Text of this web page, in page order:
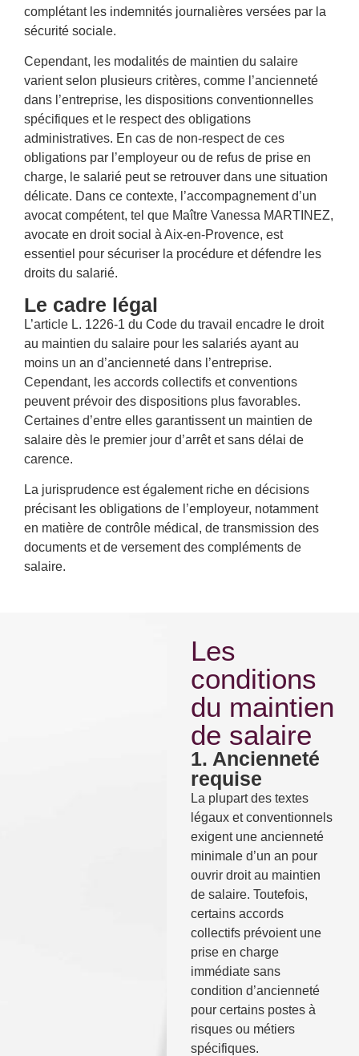
complétant les indemnités journalières versées par la
sécurité sociale.
Cependant, les modalités de maintien du salaire
varient selon plusieurs critères, comme l’ancienneté
dans l’entreprise, les dispositions conventionnelles
spécifiques et le respect des obligations
administratives. En cas de non-respect de ces
obligations par l’employeur ou de refus de prise en
charge, le salarié peut se retrouver dans une situation
délicate. Dans ce contexte, l’accompagnement d’un
avocat compétent, tel que Maître Vanessa MARTINEZ,
avocate en droit social à Aix-en-Provence, est
essentiel pour sécuriser la procédure et défendre les
droits du salarié.
Le cadre légal
L’article L. 1226-1 du Code du travail encadre le droit
au maintien du salaire pour les salariés ayant au
moins un an d’ancienneté dans l’entreprise.
Cependant, les accords collectifs et conventions
peuvent prévoir des dispositions plus favorables.
Certaines d’entre elles garantissent un maintien de
salaire dès le premier jour d’arrêt et sans délai de
carence.
La jurisprudence est également riche en décisions
précisant les obligations de l’employeur, notamment
en matière de contrôle médical, de transmission des
documents et de versement des compléments de
salaire.
Les
conditions
du maintien
de salaire
1. Ancienneté
requise
La plupart des textes
légaux et conventionnels
exigent une ancienneté
minimale d’un an pour
ouvrir droit au maintien
de salaire. Toutefois,
certains accords
collectifs prévoient une
prise en charge
immédiate sans
condition d’ancienneté
pour certains postes à
risques ou métiers
spécifiques.